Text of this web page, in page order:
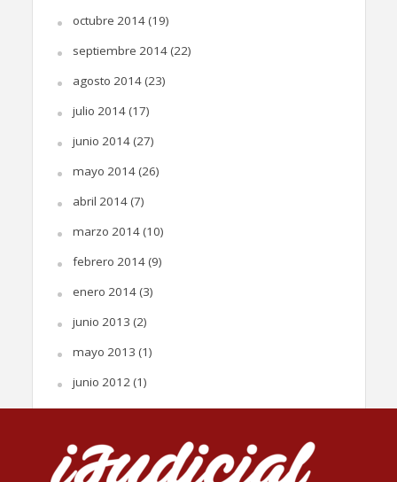
octubre 2014(19)
septiembre 2014(22)
agosto 2014(23)
julio 2014(17)
junio 2014(27)
mayo 2014(26)
abril 2014(7)
marzo 2014(10)
febrero 2014(9)
enero 2014(3)
junio 2013 (2)
mayo 2013 (1)
junio 2012(1)